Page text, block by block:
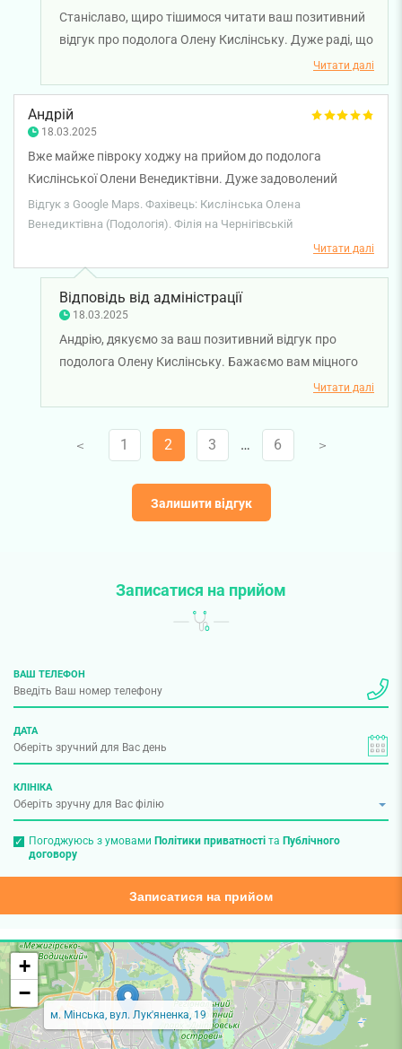
Станіславо, щиро тішимося читати ваш позитивний
відгук про подолога Олену Кислінську. Дуже раді, що
ви залишились задоволені своїм візитом. Бажаємо
вам міцного здоров'я!
Читати далі
Андрій
18.03.2025
Вже майже півроку ходжу на прийом до подолога
Кислінської Олени Венедиктівни. Дуже задоволений
якістю послуг і результатом. Вона дуже уважний та
чуйний спеціаліст. Категорично рекомендую!
Відгук з Google Maps. Фахівець: Кислінська Олена
Венедиктівна (Подологія). Філія на Чернігівській
Читати далі
Відповідь від адміністрації
18.03.2025
Андрію, дякуємо за ваш позитивний відгук про
подолога Олену Кислінську. Бажаємо вам міцного
Читати далі
V 1 2 3 … 6 V
Залишити відгук
Записатися на прийом
ВАШ ТЕЛЕФОН
ДАТА
КЛІНІКА
Погоджуюсь з умовами Політики приватностіта Публічного
договору
Записатися на прийом
м. Мінська, вул. Лук'яненка, 19
+
−